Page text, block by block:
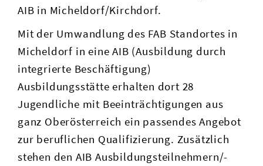
AIB in Micheldorf/Kirchdorf.
Mit der Umwandlung des FAB Standortes in
Micheldorf in eine AIB (Ausbildung durch
integrierte Beschäftigung)
Ausbildungsstätte erhalten dort 28
Jugendliche mit Beeinträchtigungen aus
ganz Oberösterreich ein passendes Angebot
zur beruflichen Qualifizierung. Zusätzlich
stehen den AIB Ausbildungsteilnehmern/-